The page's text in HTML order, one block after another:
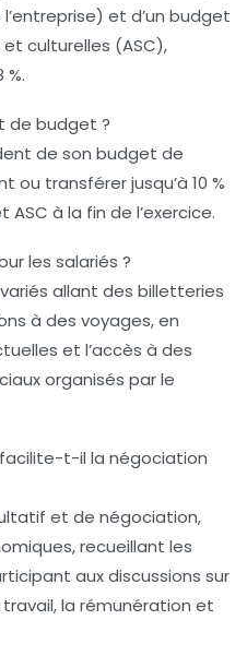
l’entreprise) et d’un budget
culturelles (ASC),
de budget ?
de son budget de
transférer jusqu’à 10 %
à la fin de l’exercice.
les salariés ?
allant des billetteries
à des voyages, en
et l’accès à des
organisés par le
t-il la négociation
et de négociation,
recueillant les
aux discussions sur
la rémunération et